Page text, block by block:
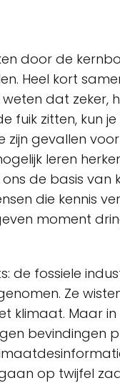
door de
Heel kort
dat zeker,
fuik zitten, kun
gevallen
leren
de basis van
die kennis
moment
de fossiele
Ze
klimaat. Maar
bevindingen
op twijfel